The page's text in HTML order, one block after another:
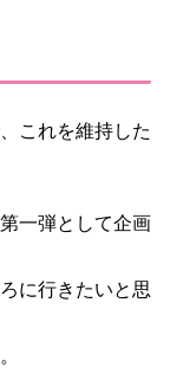
これを維持した
一弾として企画
に行きたいと思